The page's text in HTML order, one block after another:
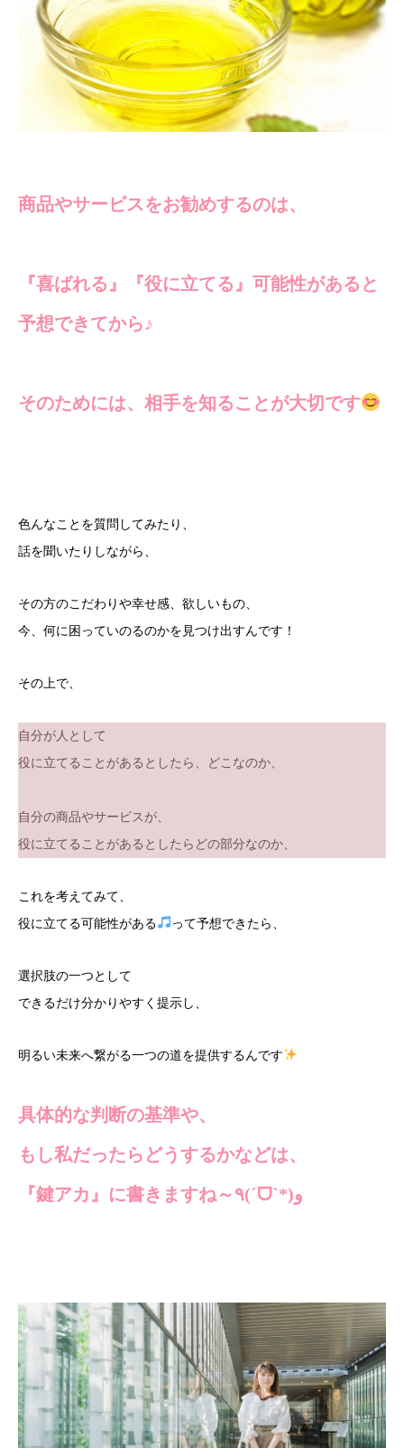
商品やサービスをお勧めするのは、
『喜ばれる』『役に立てる』可能性があると
予想できてから♪
そのためには、相手を知ることが大切です
色んなことを質問してみたり、
話を聞いたりしながら、
その方のこだわりや幸せ感、欲しいもの、
今、何に困っていのるのかを見つけ出すんです！
その上で、
自分が人として
役に立てることがあるとしたら、どこなのか、
自分の商品やサービスが、
役に立てることがあるとしたらどの部分なのか、
これを考えてみて、
役に立てる可能性がある
って予想できたら、
選択肢の一つとして
できるだけ分かりやすく提示し、
明るい未来へ繋がる一つの道を提供するんです
具体的な判断の基準や、
もし私だったらどうするかなどは、
『鍵アカ』に書きますね～٩(ˊᗜˋ*)و